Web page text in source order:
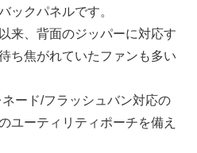
ックパネルです。
来、背面のジッパーに対応す
ち焦がれていたファンも多い
ネード/フラッシュバン対応の
ユーティリティポーチを備え